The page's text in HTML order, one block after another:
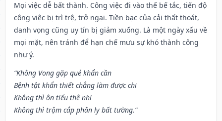
Mọi việc dễ bất thành. Công việc đi vào thế bế tắc, tiến độ
công việc bị trì trệ, trở ngại. Tiền bạc của cải thất thoát,
danh vọng cũng uy tín bị giảm xuống. Là một ngày xấu về
mọi mặt, nên tránh để hạn chế mưu sự khó thành công
như ý.
“Không Vong gặp quẻ khẩn cần
Bệnh tật khẩn thiết chẳng làm được chi
Không thì ôn tiểu thê nhi
Không thì trộm cắp phân ly bất tường.”